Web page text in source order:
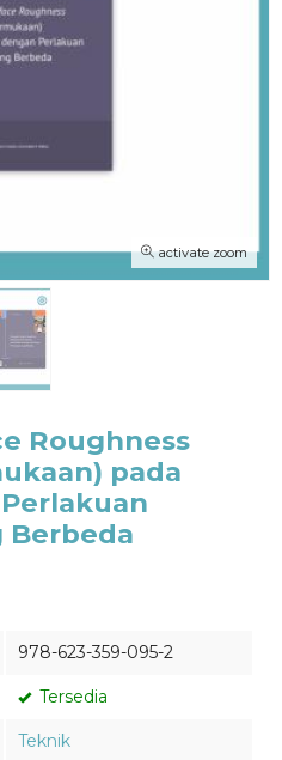
activate zoom
Roughness
pada
Berbeda
978-623-359-095-2
Tersedia
Teknik